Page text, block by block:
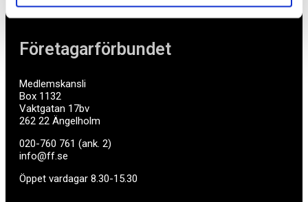
Företagarförbundet
Medlemskansli
Box 1132
Vaktgatan 17bv
262 22 Ängelholm
020-760 761 (ank. 2)
info@ff.se
Öppet vardagar 8.30-15.30